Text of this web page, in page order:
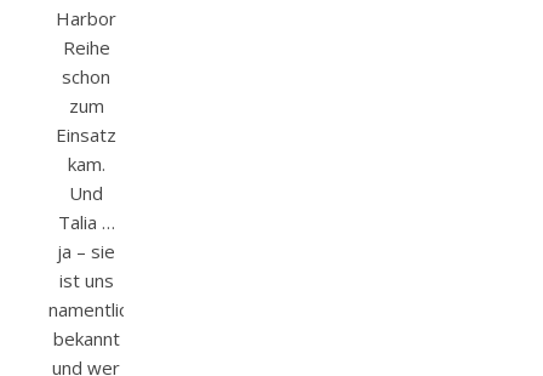
Harbor
Reihe
schon
zum
Einsatz
kam.
Und
Talia …
ja – sie
ist uns
namentlich
bekannt
und wer